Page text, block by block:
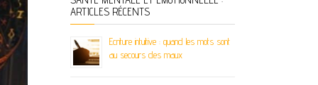
ARTICLES RÉCENTS
Ecriture intuitive : quand les mots sont
au secours des maux